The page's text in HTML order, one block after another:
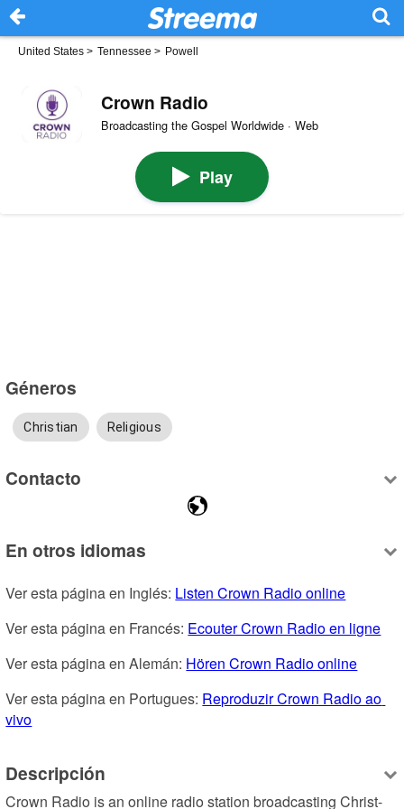
United States > Tennessee > Powell
Crown Radio
Broadcasting the Gospel Worldwide · Web
Play
Géneros
Christian Religious
Contacto
En otros idiomas
Ver esta página en Inglés: Listen Crown Radio online
Ver esta página en Francés: Ecouter Crown Radio en ligne
Ver esta página en Alemán: Hören Crown Radio online
Ver esta página en Portugues: Reproduzir Crown Radio ao
vivo
Descripción
Crown Radio is an online radio station broadcasting Christ-